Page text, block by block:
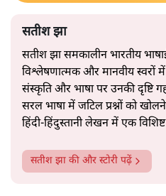
सतीश झा
सतीश झा समकालीन भारतीय
विश्लेषणात्मक और मानवीय स्वरों
संस्कृति और भाषा पर उनकी
सरल भाषा में जटिल प्रश्नों को
हिंदी‑हिंदुस्तानी लेखन में एक
सतीश झा की और स्टोरी पढ़ें